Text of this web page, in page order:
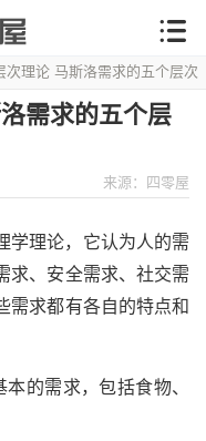
次理论 马斯洛需求的五个层次
需求的五个层
来源：四零屋
学理论，它认为人的需
求、安全需求、社交需
需求都有各自的特点和
的需求，包括食物、